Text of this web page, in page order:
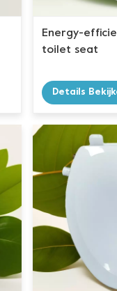
Energy-
toilet seat
Details